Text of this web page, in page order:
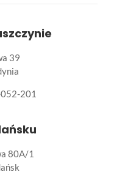
39
201
80A/1